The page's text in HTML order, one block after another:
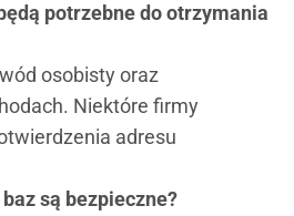
potrzebne do otrzymania
osobisty oraz
Niektóre firmy
adresu
są bezpieczne?